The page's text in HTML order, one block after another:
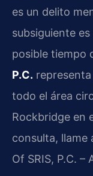
es un delito
subsiguiente
posible tiempo
P.C.
todo el área
Rockbridge en
consulta, llame
Of SRIS, P.C.